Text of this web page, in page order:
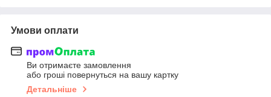
Умови оплати
Ви отримаєте замовлення
або гроші повернуться на вашу картку
Детальніше